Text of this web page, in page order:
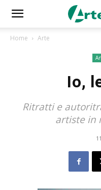
Home Arte
Io,
Ritratti e
artiste in